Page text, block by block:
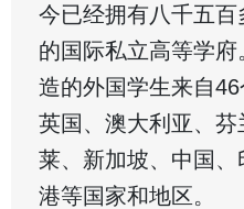
今已经拥有八千五
的国际私立高等学
造的外国学生来自
英国、澳大利亚、
莱、新加坡、中国
港等国家和地区。